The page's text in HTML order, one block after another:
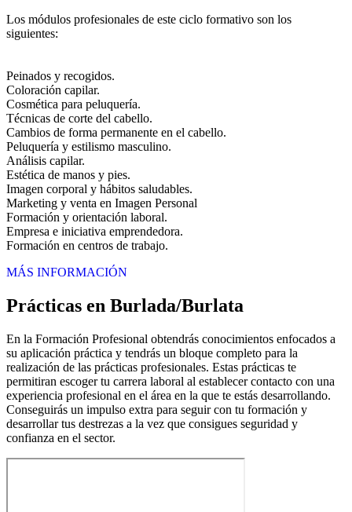
Los módulos profesionales de este ciclo formativo son los
siguientes:
Peinados y recogidos.
Coloración capilar.
Cosmética para peluquería.
Técnicas de corte del cabello.
Cambios de forma permanente en el cabello.
Peluquería y estilismo masculino.
Análisis capilar.
Estética de manos y pies.
Imagen corporal y hábitos saludables.
Marketing y venta en Imagen Personal
Formación y orientación laboral.
Empresa e iniciativa emprendedora.
Formación en centros de trabajo.
MÁS INFORMACIÓN
Prácticas en Burlada/Burlata
En la Formación Profesional obtendrás conocimientos enfocados a
su aplicación práctica y tendrás un bloque completo para la
realización de las prácticas profesionales. Estas prácticas te
permitiran escoger tu carrera laboral al establecer contacto con una
experiencia profesional en el área en la que te estás desarrollando.
Conseguirás un impulso extra para seguir con tu formación y
desarrollar tus destrezas a la vez que consigues seguridad y
confianza en el sector.